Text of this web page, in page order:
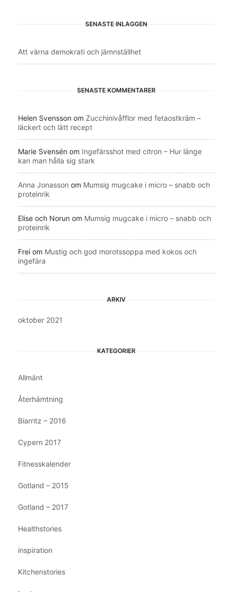
SENASTE INLÄGGEN
Att värna demokrati och jämnställhet
SENASTE KOMMENTARER
Helen Svensson om Zucchinivåfflor med fetaostkräm –
läckert och lätt recept
Marie Svensén om Ingefärsshot med citron – Hur länge
kan man hålla sig stark
Anna Jonasson om Mumsig mugcake i micro – snabb och
proteinrik
Elise och Norun om Mumsig mugcake i micro – snabb och
proteinrik
Frei om Mustig och god morotssoppa med kokos och
ingefära
ARKIV
oktober 2021
KATEGORIER
Allmänt
Återhämtning
Biarritz – 2016
Cypern 2017
Fitnesskalender
Gotland – 2015
Gotland – 2017
Healthstories
inspiration
Kitchenstories